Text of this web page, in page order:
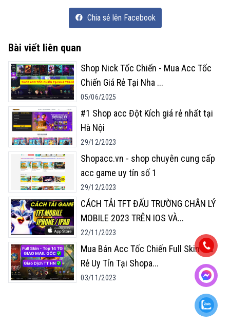
Chia sẻ lên Facebook
Bài viết liên quan
Shop Nick Tốc Chiến - Mua Acc Tốc
Chiến Giá Rẻ Tại Nha ...
05/06/2025
#1 Shop acc Đột Kích giá rẻ nhất tại
Hà Nội
29/12/2023
Shopacc.vn - shop chuyên cung cấp
acc game uy tín số 1
29/12/2023
CÁCH TẢI TFT ĐẤU TRƯỜNG CHÂN LÝ
MOBILE 2023 TRÊN IOS VÀ...
22/11/2023
Mua Bán Acc Tốc Chiến Full Skin Giá
Rẻ Uy Tín Tại Shopa...
03/11/2023